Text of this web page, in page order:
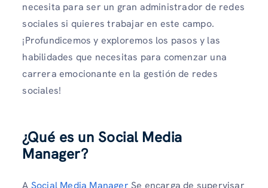
necesita para ser un gran administrador de redes
sociales si quieres trabajar en este campo.
¡Profundicemos y exploremos los pasos y las
habilidades que necesitas para comenzar una
carrera emocionante en la gestión de redes
sociales!
¿Qué es un Social Media
Manager?